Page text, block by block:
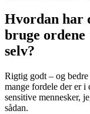
Hvordan har
bruge ordene
selv?
Rigtig godt – og
mange fordele der er i
sensitive mennesker,
sådan.